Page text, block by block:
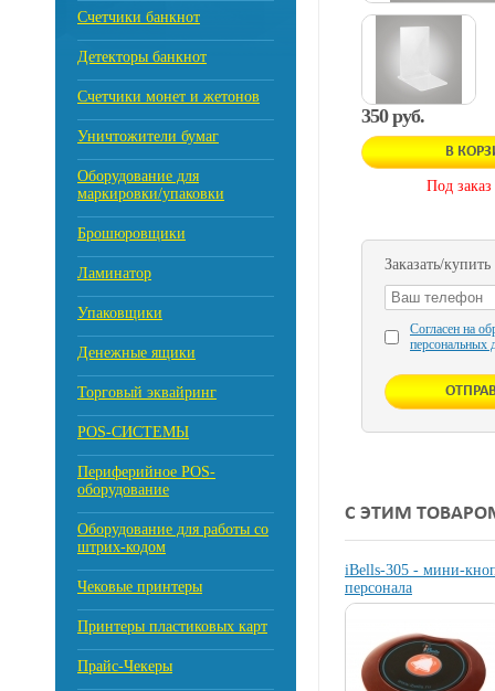
Счетчики банкнот
Детекторы банкнот
Счетчики монет и жетонов
Уничтожители бумаг
Оборудование для
маркировки/упаковки
Брошюровщики
Ламинатор
Упаковщики
Денежные ящики
Торговый эквайринг
POS-СИСТЕМЫ
Периферийное POS-
оборудование
Оборудование для работы со
штрих-кодом
Чековые принтеры
Принтеры пластиковых карт
Прайс-Чекеры
350 руб.
В
Под
Заказать/
Согласен на
персональных
С ЭТИМ
iBells-305 - мини-
персонала